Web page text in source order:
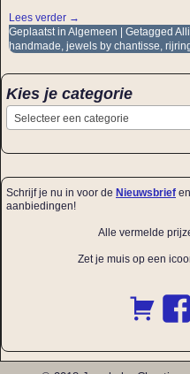
Lees verder →
Geplaatst in Algemeen Getagged
handmade, jewels by chantisse,
Kies je categorie
Selecteer een categorie
Schrijf je nu in voor de Nieuwsbrief
aanbiedingen!
Alle vermelde
Zet je muis op een